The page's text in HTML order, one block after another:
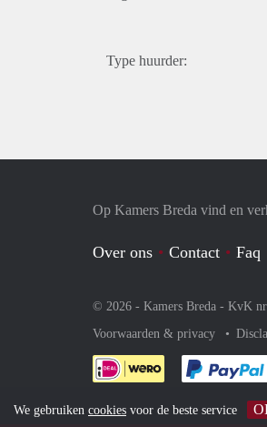
Type huurder:
Op Kamers Breda vind en
Over ons Contact Faq
© 2026 - Kamers Breda - KvK
Voorwaarden & privacy
We gebruiken cookies voor de beste service